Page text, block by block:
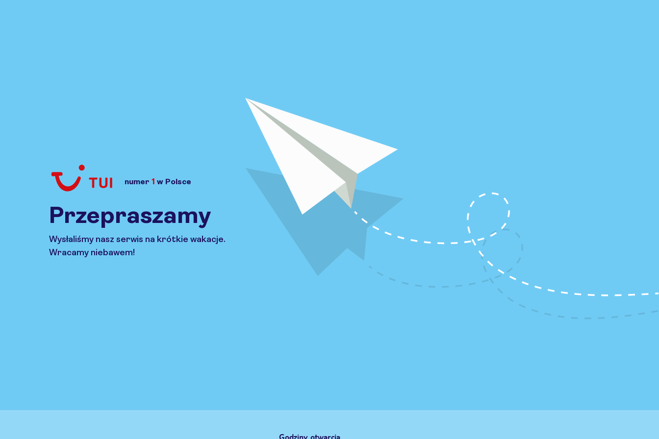
numer 1 w Polsce
Przepraszamy
Wysłaliśmy nasz serwis na krótkie wakacje.
Wracamy niebawem!
Godziny otwarcia